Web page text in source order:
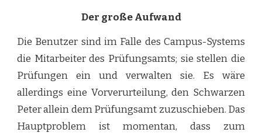
Der große Aufwand
Die Benutzer sind im Falle des Campus-Systems
die Mitarbeiter des Prüfungsamts; sie stellen die
Prüfungen ein und verwalten sie. Es wäre
allerdings eine Vorverurteilung, den Schwarzen
Peter allein dem Prüfungsamt zuzuschieben. Das
Hauptproblem ist momentan, dass zum